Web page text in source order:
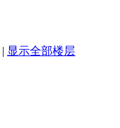
| 显示全部楼层